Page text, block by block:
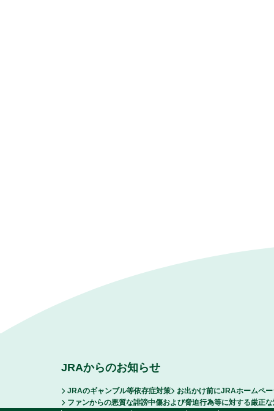
JRAからのお知らせ
JRAのギャンブル等依存症対策
お出かけ前にJRAホームペ
ファンからの悪質な誹謗中傷および脅迫行為等に対する厳正